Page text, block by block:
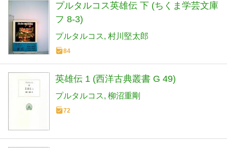
プルタルコス英雄伝 下 (ちくま学芸文庫
フ 8-3)
プルタルコス 村川堅太郎
84
英雄伝 1 (西洋古典叢書 G 49)
プルタルコス 柳沼重剛
72